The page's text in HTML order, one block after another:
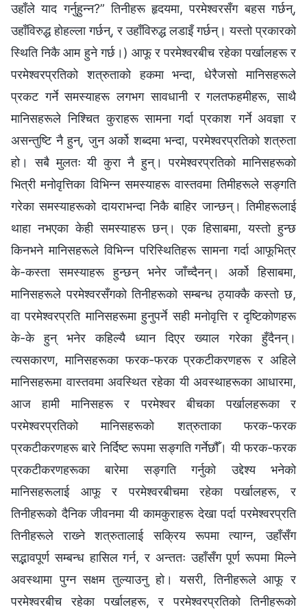
उहाँले याद गर्नुहुन्‍न?” तिनीहरू हृदयमा, परमेश्‍वरसँग बहस गर्छन्,
उहाँविरुद्ध होहल्ला गर्छन्, र उहाँविरुद्ध लडाइँ गर्छन्। यस्तो प्रकारको
स्थिति निकै आम हुने गर्छ।) आफू र परमेश्‍वरबीच रहेका पर्खालहरू र
परमेश्‍वरप्रतिको शत्रुताको हकमा भन्दा, धेरैजसो मानिसहरूले
प्रकट गर्ने समस्याहरू लगभग सावधानी र गलतफहमीहरू, साथै
मानिसहरूले निश्‍चित कुराहरू सामना गर्दा प्रकाश गर्ने अवज्ञा र
असन्तुष्टि नै हुन्, जुन अर्को शब्दमा भन्दा, परमेश्‍वरप्रतिको शत्रुता
हो। सबै मुलतः यी कुरा नै हुन्। परमेश्‍वरप्रतिको मानिसहरूको
भित्री मनोवृत्तिका विभिन्‍न समस्याहरू वास्तवमा तिमीहरूले सङ्गति
गरेका समस्याहरूको दायराभन्दा निकै बाहिर जान्छन्। तिमीहरूलाई
थाहा नभएका केही समस्याहरू छन्। एक हिसाबमा, यस्तो हुन्छ
किनभने मानिसहरूले विभिन्‍न परिस्थितिहरू सामना गर्दा आफूभित्र
के-कस्ता समस्याहरू हुन्छन् भनेर जाँच्दैनन्। अर्को हिसाबमा,
मानिसहरूले परमेश्‍वरसँगको तिनीहरूको सम्बन्ध ठ्याक्कै कस्तो छ,
वा परमेश्‍वरप्रति मानिसहरूमा हुनुपर्ने सही मनोवृत्ति र दृष्टिकोणहरू
के-के हुन् भनेर कहिल्यै ध्यान दिएर ख्याल गरेका हुँदैनन्।
त्यसकारण, मानिसहरूका फरक-फरक प्रकटीकरणहरू र अहिले
मानिसहरूमा वास्तवमा अवस्थित रहेका यी अवस्थाहरूका आधारमा,
आज हामी मानिसहरू र परमेश्‍वर बीचका पर्खालहरूका र
परमेश्‍वरप्रतिको मानिसहरूको शत्रुताका फरक-फरक
प्रकटीकरणहरू बारे निर्दिष्ट रूपमा सङ्गति गर्नेछौँ। यी फरक-फरक
प्रकटीकरणहरूका बारेमा सङ्गति गर्नुको उद्देश्य भनेको
मानिसहरूलाई आफू र परमेश्‍वरबीचमा रहेका पर्खालहरू, र
तिनीहरूको दैनिक जीवनमा यी कामकुराहरू देखा पर्दा परमेश्‍वरप्रति
तिनीहरूले राख्‍ने शत्रुतालाई सक्रिय रूपमा त्याग्‍न, उहाँसँग
सद्भावपूर्ण सम्बन्ध हासिल गर्न, र अन्ततः उहाँसँग पूर्ण रूपमा मिल्ने
अवस्थामा पुग्‍न सक्षम तुल्याउनु हो। यसरी, तिनीहरूले आफू र
परमेश्‍वरबीच रहेका पर्खालहरू, र परमेश्‍वरप्रतिको तिनीहरूको